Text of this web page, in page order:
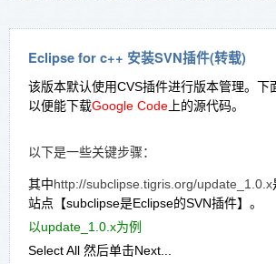
Eclipse for c++ 安装SVN插件(转载)
该版本默认使用CVS插件进行版本管理。下
以便能下载Google Code 上的源代码。
以下是一些关键步骤：
其中http://subclipse.tigris.org/update_1.0.x
站点【subclipse是Eclipse的SVN插件】。
以update_1.0.x为例
Select All 然后单击Next...